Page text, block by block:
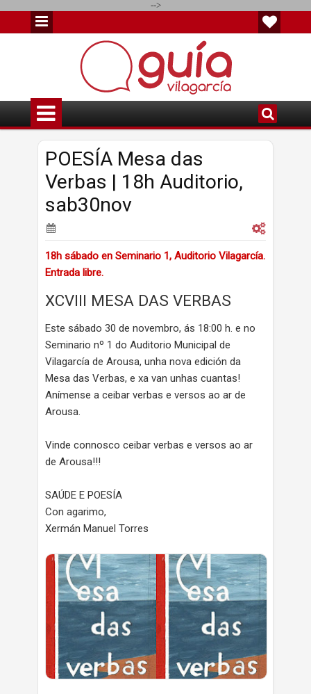
-->
POESÍA Mesa das
Verbas | 18h Auditorio,
sab30nov
18h sábado en Seminario 1, Auditorio Vilagarcía.
Entrada libre.
XCVIII MESA DAS VERBAS
Este sábado 30 de novembro, ás 18:00 h. e no
Seminario nº 1 do Auditorio Municipal de
Vilagarcía de Arousa, unha nova edición da
Mesa das Verbas, e xa van unhas cuantas!
Anímense a ceibar verbas e versos ao ar de
Arousa.
Vinde connosco ceibar verbas e versos ao ar
de Arousa!!!
SAÚDE E POESÍA
Con agarimo,
Xermán Manuel Torres